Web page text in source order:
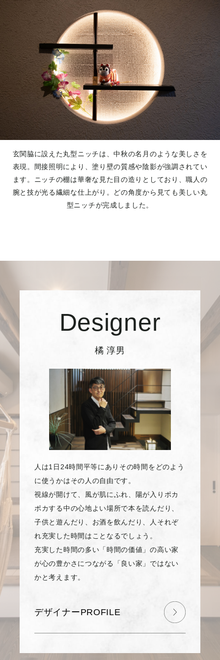
玄関脇に設えた丸型ニッチは、中秋の名月のような美しさを
表現。間接照明により、塗り壁の質感や陰影が強調されてい
ます。ニッチの棚は華奢な見た目の造りとしており、職人の
腕と技が光る繊細な仕上がり。どの角度から見ても美しい丸
型ニッチが完成しました。
Designer
橘 淳男
人は1日24時間平等にありその時間をどのよう
に使うかはその人の自由です。
視線が開けて、風が肌にふれ、陽が入りポカ
ポカする中の心地よい場所で本を読んだり、
子供と遊んだり、お酒を飲んだり、人それぞ
れ充実した時間はことなるでしょう。
充実した時間の多い「時間の価値」の高い家
が心の豊かさにつながる「良い家」ではない
かと考えます。
デザイナーPROFILE